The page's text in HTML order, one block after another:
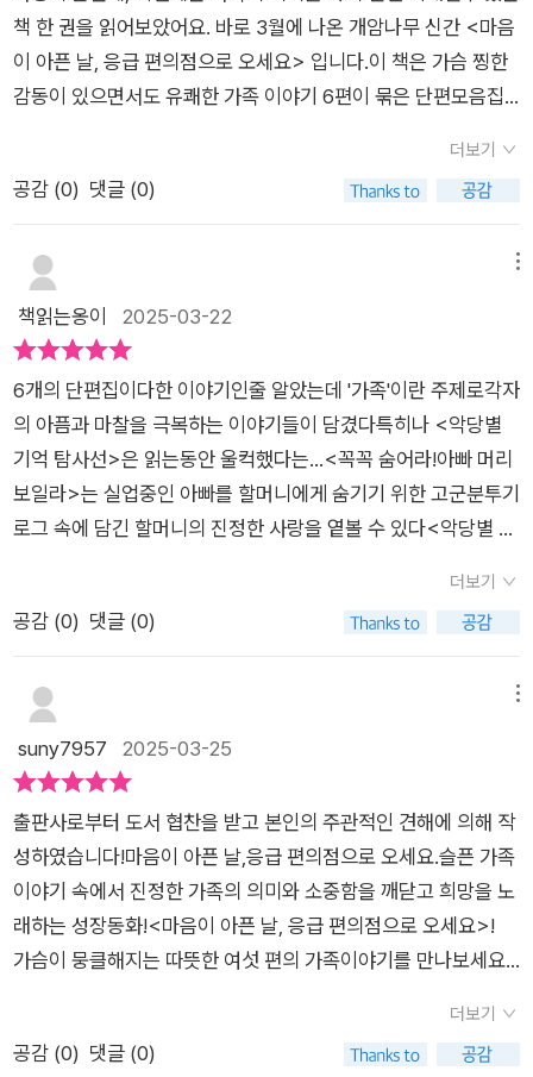
초등추천도서#가족#사랑#가까운이#그리움#마음#우정#위로
책 한 권을 읽어보았어요. 바로 3월에 나온 개암나무 신간 <마음
이 아픈 날, 응급 편의점으로 오세요> 입니다.​이 책은 가슴 찡한
감동이 있으면서도 유쾌한 가족 이야기 6편이 묶은 단편모음집
제작인 <응급편의점>을 비롯해 2022년, 2023년 아르코 발표
지원 선정작이 수록되어 있어서 초등아이들 뿐 아니라 어른들이
읽기에도 좋은 도서구요.​한편 한편의 내용도 길지 않아서 제목만
보고 골라 읽어도 되고, 처음부터 차례대로 읽어도 좋은 책 호진
이도 저도 함께 읽어보았답니다.​​먼저, 첫번째 이야기 <꼭꼭 숨어
라! 아빠 머리 보일라>는 실직한 아빠를 할머니에게 비밀로 하면
IMF 때, 최근엔 코로나 장기화로 인해 실업자가 늘고, 취업도 어
려워지면서 자영업자들도 회사원들도 다 살기 팍팍해진거 같아
요. 특히 경제활동은 원하지만 구직이 어려워진 가장들이 백수가
되면서 가정 경제에도 위기가 찾아와 이혼율도 급증했구요. ​​아이
들은 커가면서 교육비, 식비 등 생활비는 필요한데, 소득이 불안
정하면 가정이 흔들리기 쉬워요. 그런 힘든 상황 속에서도 가족끼
리 똘똘뭉쳐 서로 위로와 용기를 주면서 헤쳐나가는 게 필요하지
리를 하는 대신 남편을 믿고 직접 취직해 생계를 꾸리기 시작합니
다. 그리고 동민이에게도 아빠의 체면을 생각해 할머니께는 비밀
로 하자고 하죠.​할머니는 엄마가 취직하면서 손자 동민이가 잘 못
챙겨 먹을까봐 학교 돌아오는 시간에 맞춰 늘 동민이 집에 오셔서
밥도 차려주시고 새로운 반찬도 냉장고에 넣어주시지만, 집에 있
는 동민이 아빠는 할머니를 피해 집안에 숨어있느라 늘 힘듭니다.
동민이도 할머니에게서 숨은 아빠를 지켜내기 위해 고군분투했
구요. ​동민이가 바라보는 아빠는 어느새 어깨도 좁아보이고 집안
이 가난해질까봐 겁도 납니다. 취직 준비로 스트레스지만 씩씩한
여름 무더위가 수그러질 무렵, 다행히 취직합니다. 다시 입은 양
복이 헐렁해졌다니 얼마나 아빠가 마음고생했을지 느껴지네요.​
더보기
공감 (0) 댓글 (0)
책읽는옹이 2025-03-22
6개의 단편집이다한 이야기인줄 알았는데 '가족'이란 주제로각자
의 아픔과 마찰을 극복하는 이야기들이 담겼다특히나 <악당별
기억 탐사선>은 읽는동안 울컥했다는...​<꼭꼭 숨어라!아빠 머리
보일라>는 실업중인 아빠를 할머니에게 숨기기 위한 고군분투기
로그 속에 담긴 할머니의 진정한 사랑을 옅볼 수 있다​<악당별 기
혼한 엄마아빠 그리고 재혼한 아빠의 또 다른 아들홀로 외로움과
배신감에 지내던 아이에게 닥친아빠의 사고소식그리고 나만 몰
랐던 아빠의 진심​<딱 하루만 집고양이> 는 새끼를 잃은 엄마 고
양이와아픈 딸을 둔 엄마의 이야기이다. 고양이 치타와 엄마는 함
연히 들어간 신기한 편의점응급처치를 해야한다며 안경을 주는
에게 살아가는 힘이 된다.​<엄마는 충전중>툭하면 집 여기저기
에서 잠을 자는 엄마그런 엄마 몸에서 전류가 흐른다?지친엄마
가 충전하는 방법은 가전제품?영원히 방전되지 않을 것 같은 엄
마의 지친모습에 가족들은 예전을 생각하며 엄마에게 힘이 되어
주려한다.​<망해라 꽃분상회>예라의 소원은 꽃분할머니가 운영
하는 꽃분상회가 문을 닫는것그런 예라의 소원이 이루어졌다예
라는 왜 꽃분상회가 문을 닫았으면 하는 것일까?​늘 함께하면서
더보기
공감 (0) 댓글 (0)
suny7957 2025-03-25
출판사로부터 도서 협찬을 받고 본인의 주관적인 견해에 의해 작
성하였습니다!마음이 아픈 날,응급 편의점으로 오세요.슬픈 가족
이야기 속에서 진정한 가족의 의미와 소중함을 깨닫고 희망을 노
래하는 성장동화!<마음이 아픈 날, 응급 편의점으로 오세요>! ​
가슴이 뭉클해지는 따뜻한 여섯 편의 가족이야기를 만나보세요!
있고, 각편마다 마음 따뜻해지는 가족애가 담겨 있어서 읽는 내내
가슴이 찡해진답니다.​첫번째 동화 <꼭꼭 숨어라! 아빠 머리 보일
더보기
공감 (0) 댓글 (0)